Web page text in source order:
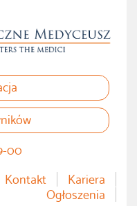
00
Kontakt Kariera
Ogłoszenia